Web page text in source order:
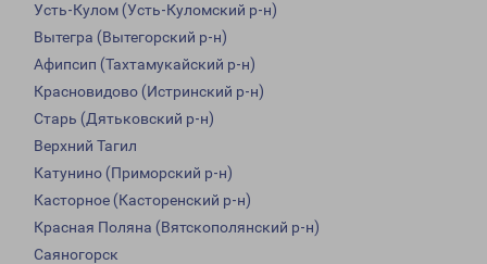
Усть-Кулом (Усть-Куломский р-н)
Вытегра (Вытегорский р-н)
Афипсип (Тахтамукайский р-н)
Красновидово (Истринский р-н)
Старь (Дятьковский р-н)
Верхний Тагил
Катунино (Приморский р-н)
Касторное (Касторенский р-н)
Красная Поляна (Вятскополянский р-н)
Саяногорск